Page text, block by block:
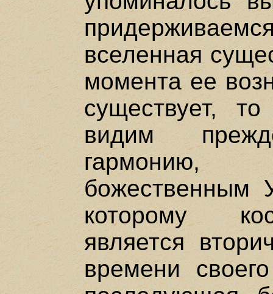
вселенная
момента ее
существует,
видим
божественным
которому
является
времени